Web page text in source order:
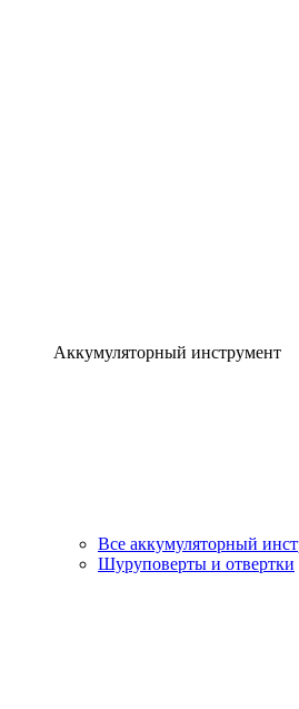
Аккумуляторный инструмент
Все аккумуляторный
Шуруповерты и отвертки